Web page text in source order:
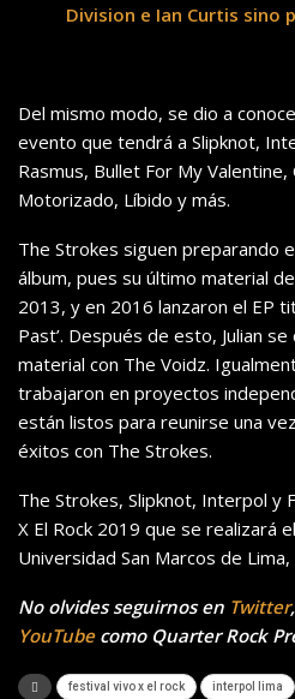
Division e Ian Curtis sino
Del mismo modo, se dio a
evento que tendrá a Slipknot,
Rasmus, Bullet For My Valentine,
Motorizado, Líbido y más.
The Strokes siguen preparando
álbum, pues su último material
2013, y en 2016 lanzaron el EP
Past’. Después de esto, Julian
material con The Voidz.
trabajaron en proyectos
están listos para reunirse una
éxitos con The Strokes.
The Strokes, Slipknot, Interpol y
X El Rock 2019 que se realizará
Universidad San Marcos de Lima,
No olvides seguirnos en Twitter,
YouTubecomo Quarter Rock
festival vivo x el rock interpol lima